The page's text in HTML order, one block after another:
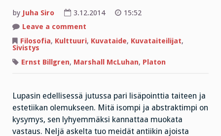
by Juha Siro 3.12.2014
15:52
Leave a comment
on
taide,
estetiikka?
Filosofia, Kulttuuri, Kuvataide, Kuvataiteilijat,
Sivistys
Ernst Billgren, Marshall McLuhan, Platon
Lupasin edellisessä jutussa pari lisäpointtia taiteen ja
estetiikan olemukseen. Mitä isompi ja abstraktimpi on
kysymys, sen lyhyemmäksi kannattaa muokata
vastaus. Neljä askelta tuo meidät antiikin ajoista